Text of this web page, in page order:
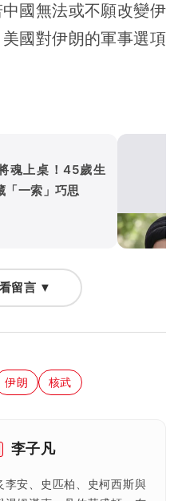
國無法或不願改變伊
國對伊朗的軍事選項
魂上桌！45歲生
「一索」巧思
留言 ▼
伊朗 核武
李子凡
李安、史匹柏、史柯西斯與